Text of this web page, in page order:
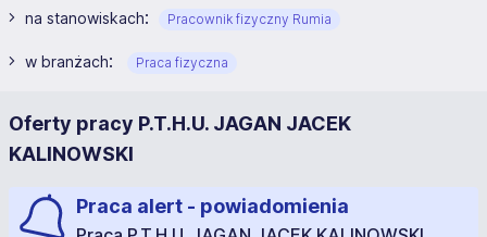
na stanowiskach: Pracownik fizyczny Rumia
w branżach: Praca fizyczna
Oferty pracy P.T.H.U. JAGAN JACEK
KALINOWSKI
Praca alert - powiadomienia